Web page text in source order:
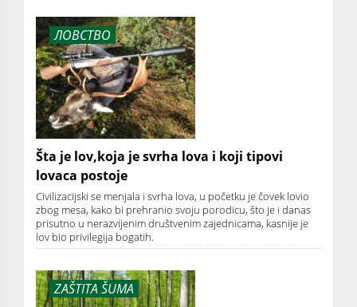
ЛОВСТВО
Šta je lov,koja je svrha lova i koji tipovi
lovaca postoje
Civilizacijski se menjala i svrha lova, u početku je čovek lovio
zbog mesa, kako bi prehranio svoju porodicu, što je i danas
prisutno u nerazvijenim društvenim zajednicama, kasnije je
lov bio privilegija bogatih.
ZAŠTITA ŠUMA